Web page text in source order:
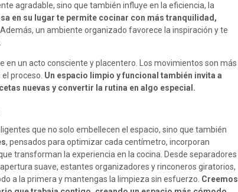
agradable, sino que también influye en la eficiencia, la
en su lugar te permite cocinar con más tranquilidad,
Además, un ambiente organizado favorece la inspiración y te
en un acto consciente y placentero. Los movimientos son más
proceso. Un espacio limpio y funcional también invita a
nuevas y convertir la rutina en algo especial.
que no solo embellecen el espacio, sino que también
, pensados para optimizar cada centímetro, incorporan
transforman la experiencia en la cocina. Desde separadores
suave, estantes organizadores y rinconeros giratorios,
a la primera y mantengas la limpieza sin esfuerzo. Creemos